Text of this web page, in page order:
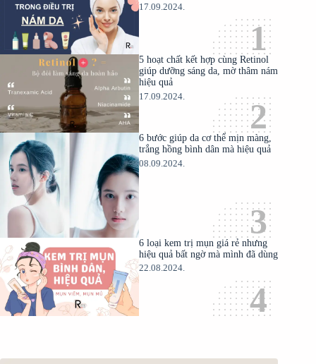
17.09.2024.
5 hoạt chất kết hợp cùng Retinol
giúp dưỡng sáng da, mờ thâm nám
hiệu quả
17.09.2024.
6 bước giúp da cơ thể mịn màng,
trắng hồng bình dân mà hiệu quả
08.09.2024.
6 loại kem trị mụn giá rẻ nhưng
hiệu quả bất ngờ mà mình đã dùng
22.08.2024.